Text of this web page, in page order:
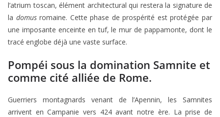
l’atrium toscan, élément architectural qui restera la signature de
la domusromaine. Cette phase de prospérité est protégée par
une imposante enceinte en tuf, le mur de pappamonte, dont le
tracé englobe déjà une vaste surface.
Pompéi sous la domination Samnite et
comme cité alliée de Rome.
Guerriers montagnards venant de l’Apennin, les Samnites
arrivent en Campanie vers 424 avant notre ère. La prise de